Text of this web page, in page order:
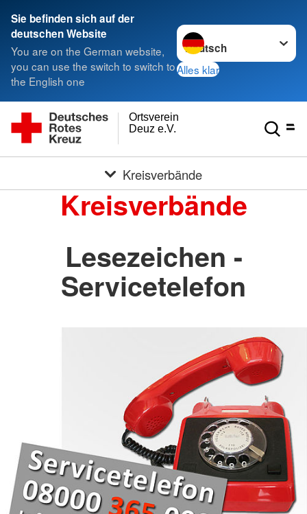
Sie befinden sich auf der
deutschen Website
You are on the German website,
you can use the switch to switch to
the English one
Sprache wechseln zu
Alles klar
Deuz e.V.
Ortsverein
Kreisverbände
Kreisverbände
Lesezeichen -
Servicetelefon